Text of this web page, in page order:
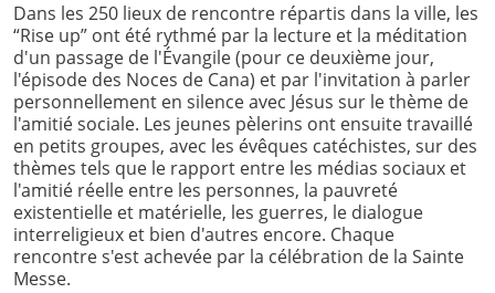
Dans les 250 lieux de rencontre répartis dans la ville, les
“Rise up” ont été rythmé par la lecture et la méditation
d'un passage de l'Évangile (pour ce deuxième jour,
l'épisode des Noces de Cana) et par l'invitation à parler
personnellement en silence avec Jésus sur le thème de
l'amitié sociale. Les jeunes pèlerins ont ensuite travaillé
en petits groupes, avec les évêques catéchistes, sur des
thèmes tels que le rapport entre les médias sociaux et
l'amitié réelle entre les personnes, la pauvreté
existentielle et matérielle, les guerres, le dialogue
interreligieux et bien d'autres encore. Chaque
rencontre s'est achevée par la célébration de la Sainte
Messe.